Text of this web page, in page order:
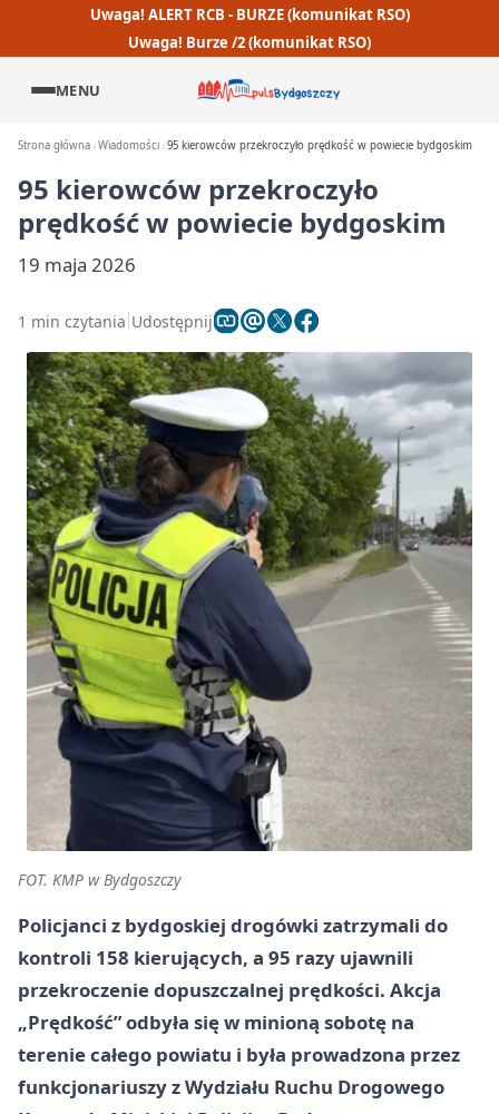
Uwaga! ALERT RCB - BURZE (komunikat RSO)
Uwaga! Burze /2 (komunikat RSO)
MENU
Strona główna Wiadomości 95 kierowców przekroczyło prędkość w powiecie bydgoskim
95 kierowców przekroczyło
prędkość w powiecie bydgoskim
19 maja 2026
1 min czytania Udostępnij
FOT. KMP w Bydgoszczy
Policjanci z bydgoskiej drogówki zatrzymali do
kontroli 158 kierujących, a 95 razy ujawnili
przekroczenie dopuszczalnej prędkości. Akcja
„Prędkość” odbyła się w minioną sobotę na
terenie całego powiatu i była prowadzona przez
funkcjonariuszy z Wydziału Ruchu Drogowego